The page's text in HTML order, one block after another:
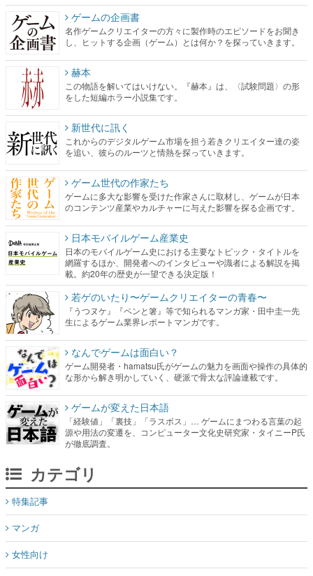
ゲームの企画書
名作ゲームクリエイターの方々に製作時のエピソードをお聞き
し、ヒットする企画（ゲーム）とは何か？を探っていきます。
赫本
この物語を解いてはいけない。『赫本』は、〈試験問題〉の形
をした短編ホラー小説集です。
新世代に訊く
これからのデジタルゲーム市場を担う若きクリエイター達の姿
を追い、彼らのルーツと情熱を探っていきます。
ゲーム世代の作家たち
ゲームに多大な影響を受けた作家さんに取材し、ゲームが日本
のコンテンツ産業やカルチャーに与えた影響を探る企画です。
日本モバイルゲーム産業史
日本のモバイルゲーム史における主要なトピック・タイトルを
網羅するほか、開発者へのインタビューや識者による解説を掲
載。約20年の歴史が一望できる決定版！
若ゲのいたり〜ゲームクリエイターの青春〜
『うつヌケ』『ペンと箸』等で知られるマンガ家・田中圭一先
生によるゲーム業界レポートマンガです。
なんでゲームは面白い？
ゲーム開発者・hamatsu氏がゲームの魅力を画面や操作の具体的
な形から解き明かしていく、硬派で骨太な評論連載です。
ゲームが変えた日本語
「経験値」「裏技」「ラスボス」… ゲームにまつわる言葉の起
源や用法の変遷を、コンピューター文化史研究家・タイニーP氏
が徹底調査。
カテゴリ
特集記事
マンガ
女性向け